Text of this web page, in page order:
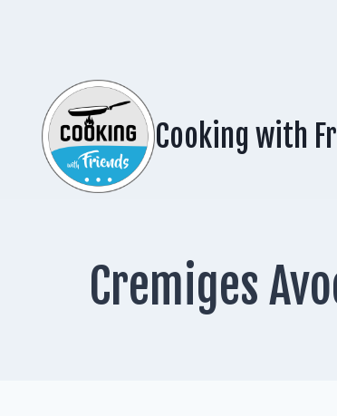
Cooking with
Cremiges